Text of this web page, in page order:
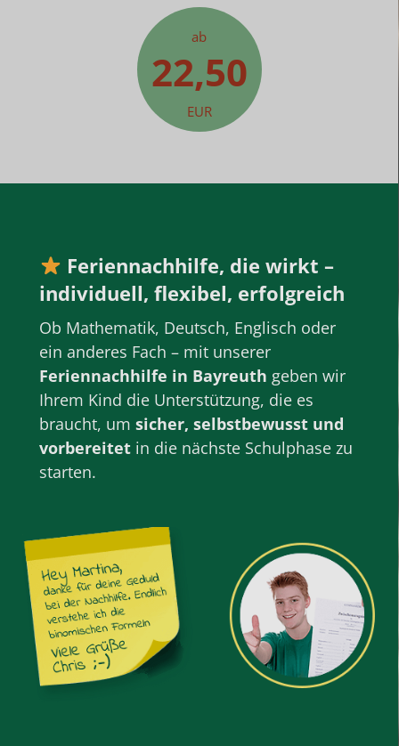
ab
22,50
EUR
Feriennachhilfe, die wirkt –
individuell, flexibel, erfolgreich
Ob Mathematik, Deutsch, Englisch oder
ein anderes Fach – mit unserer
Feriennachhilfe in Bayreuth geben wir
Ihrem Kind die Unterstützung, die es
braucht, umsicher, selbstbewusst und
vorbereitet in die nächste Schulphase zu
starten.